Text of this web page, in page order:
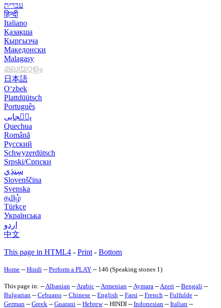
עברית
हिन्दी
Italiano
Қазақша
Кыргызча
Македонски
Malagasy
മലയാളം
日本語
O‘zbek
Plattdüütsch
Português
پن٘جابی
Quechua
Română
Русский
Schwyzerdütsch
Srpski/Српски
Slovenščina
Svenska
தமிழ்
Türkçe
Українська
اردو
中文
This page in HTML4 - Print - Bottom
Home -- Hindi -- Perform a PLAY -- 146 (Speaking stones 1)
This page in: -- Albanian -- Arabic -- Armenian -- Aymara -- Azeri -- Bengali --
Bulgarian -- Cebuano -- Chinese -- English -- Farsi -- French -- Fulfulde --
German -- Greek -- Guarani -- Hebrew-- HINDI -- Indonesian -- Italian --